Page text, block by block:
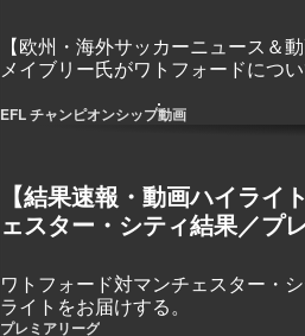
【欧州・海外サッカーニュース＆
メイブリー氏がワトフォードについ
EFL チャンピオンシップ動画
【結果速報・動画ハイライ
ェスター・シティ結果／プ
ワトフォード対マンチェスター・
ライトをお届けする。
プレミアリーグ